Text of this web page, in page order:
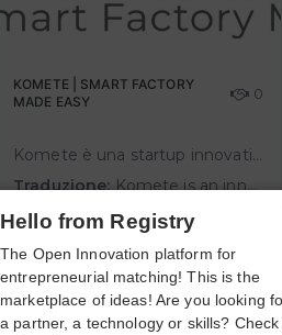
KOMETE | SMART FACTORY
MADE EASY
0
Komete è una startup innovativa accelerata dall'Università Bocconi (Bocconi for innovation) e da HAC (programma di accelerazione del Tecnopolo di reggio Emilia con Industrio Ventures). Komete nasce per rendere semplice e accessibi…
Traduzione:Komete is an innovative startup accelerated by Bocconi University (Bocconi for innovation) and HAC (Tecnopolo di reggio Emilia accelerator program with Industrio Ventures). Komete was created to make it easy and affordable for manuf…
Hello from Registry
The Open Innovation platform for
entrepreneurial matching! This is the
marketplace of ideas! Are you looking
a partner, a technology or skills? Check